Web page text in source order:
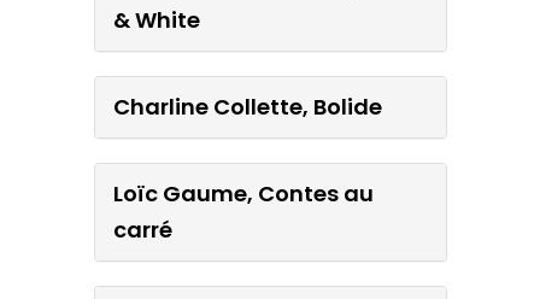
& White
Charline Collette, Bolide
Loïc Gaume, Contes au
carré